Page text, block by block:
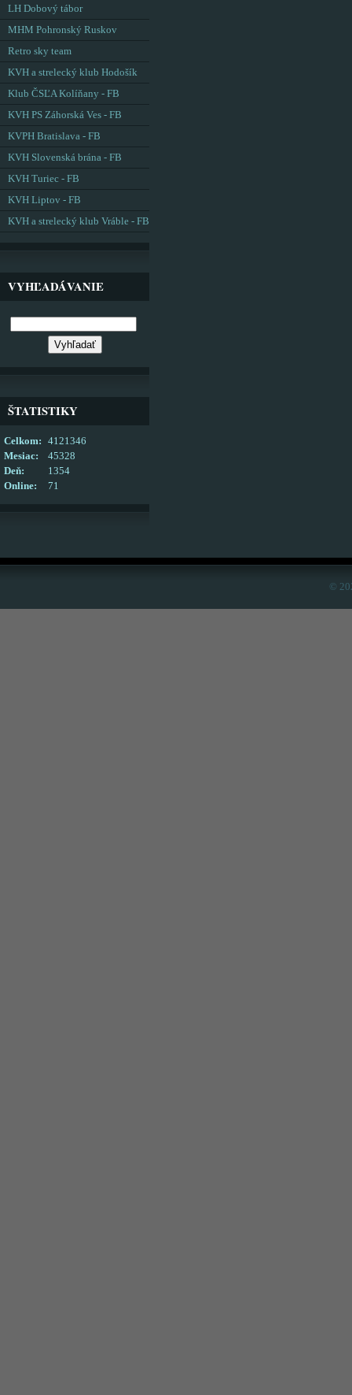
LH Dobový tábor
MHM Pohronský Ruskov
Retro sky team
KVH a strelecký klub Hodošík
Klub ČSĽA Kolíňany - FB
KVH PS Záhorská Ves - FB
KVPH Bratislava - FB
KVH Slovenská brána - FB
KVH Turiec - FB
KVH Liptov - FB
KVH a strelecký klub Vráble - FB
VYHĽADÁVANIE
ŠTATISTIKY
Online: 71
Celkom:
4121346
Mesiac:
45328
Deň:
1354
©